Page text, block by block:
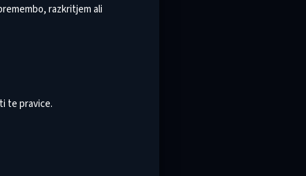
razkritjem ali
te pravice.